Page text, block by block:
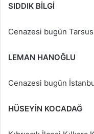
SIDDIK BİLGİ
Cenazesi bugün
LEMAN HANOĞLU
Cenazesi bugün
HÜSEYİN KOCADAĞ